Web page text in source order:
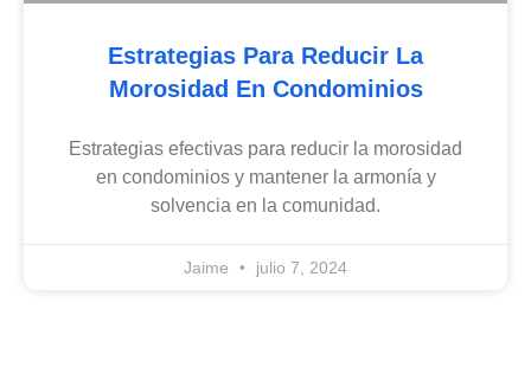
Estrategias Para Reducir La
Morosidad En Condominios
Estrategias efectivas para reducir la morosidad
en condominios y mantener la armonía y
solvencia en la comunidad.
Jaime julio 7, 2024